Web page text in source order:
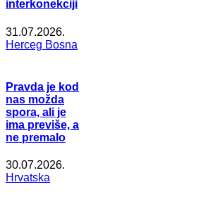
interkonekciji
31.07.2026.
Herceg Bosna
Pravda je kod
nas možda
spora, ali je
ima previše, a
ne premalo
30.07.2026.
Hrvatska